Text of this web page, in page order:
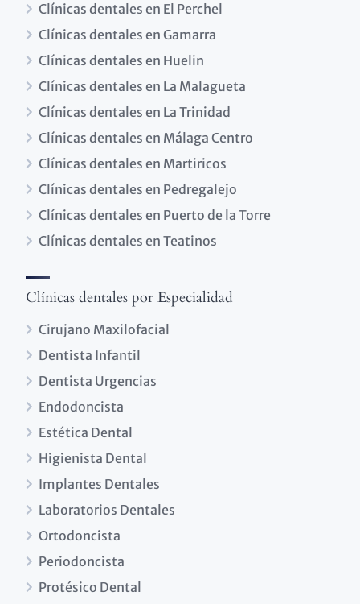
Clínicas dentales en El Perchel
Clínicas dentales en Gamarra
Clínicas dentales en Huelin
Clínicas dentales en La Malagueta
Clínicas dentales en La Trinidad
Clínicas dentales en Málaga Centro
Clínicas dentales en Martiricos
Clínicas dentales en Pedregalejo
Clínicas dentales en Puerto de la Torre
Clínicas dentales en Teatinos
Clínicas dentales por Especialidad
Cirujano Maxilofacial
Dentista Infantil
Dentista Urgencias
Endodoncista
Estética Dental
Higienista Dental
Implantes Dentales
Laboratorios Dentales
Ortodoncista
Periodoncista
Protésico Dental